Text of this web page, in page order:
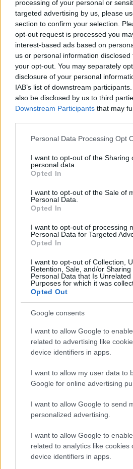
processing of your personal or
targeted advertising by us, please
section to confirm your selection.
opt-out request is processed you
interest-based ads based on
us or personal information
your opt-out. You may separately
disclosure of your personal
IAB’s list of downstream
also be disclosed by us to third
Downstream Participants that may
Please note that this website/app
not limited to your visit or usage
grant or deny consent to Google
use your data for below specified
consent section.
Personal Data Processing Opt
I want to opt-out of the Sharing
personal data.
Opted In
I want to opt-out of the Sale of
Personal Data.
Opted In
I want to opt-out of processing
Personal Data for Targeted
Opted In
I want to opt-out of Collection,
Retention, Sale, and/or Sharing
Personal Data that Is Unrelated
Purposes for which it was
Opted Out
Google consents
I want to allow Google to
related to advertising like
device identifiers in apps.
I want to allow my user data to
Google for online advertising
I want to allow Google to send
personalized advertising.
I want to allow Google to
related to analytics like cookies
device identifiers in apps.
helyéért folyó harcban, ahol
versenyben van.
"Minimális az előnyünk a
Red Bull pedig még
a három istálló komoly
ezüstéremre. A Red Bull az
fejlődésen ment keresztül,
elképesztő formában
Ferrari is mindig veszélyes
fogalmazott a brit szakember.
loading.
modal
window.
The media could not be
the server or network failed or
is not
"A legfontosabb számunkra,
futamon következetesen
múlik, mennyire alaposan
megbízható autót biztosítani
hogy pénteken megfelelő
teljesíthessenek. Ez adja
szombatra és vasárnapra. Az